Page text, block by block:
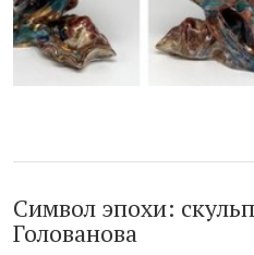
Символ эпохи:
Голованова